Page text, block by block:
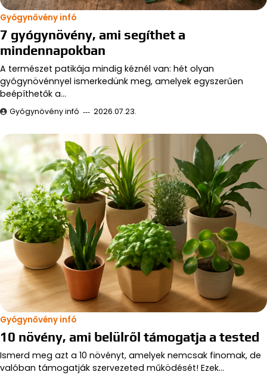
Gyógynővény infó
7 gyógynövény, ami segíthet a
mindennapokban
A természet patikája mindig kéznél van: hét olyan
gyógynövénnyel ismerkedünk meg, amelyek egyszerűen
beépíthetők a…
Gyógynövény infó 2026.07.23.
Gyógynővény infó
10 növény, ami belülről támogatja a tested
Ismerd meg azt a 10 növényt, amelyek nemcsak finomak, de
valóban támogatják szervezeted működését! Ezek…